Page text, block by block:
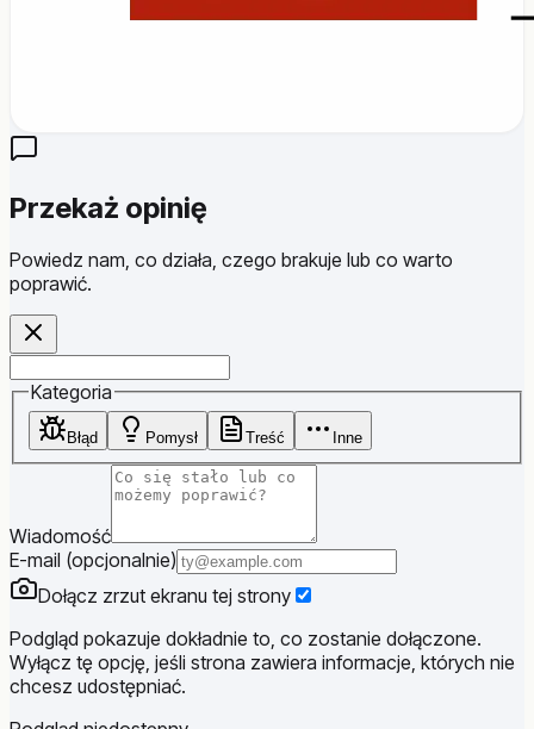
Przekaż opinię
Powiedz nam, co działa, czego brakuje lub co warto
poprawić.
Kategoria
Błąd Pomysł Treść Inne
Wiadomość
E-mail (opcjonalnie)
Dołącz zrzut ekranu tej strony
Podgląd pokazuje dokładnie to, co zostanie dołączone.
Wyłącz tę opcję, jeśli strona zawiera informacje, których nie
chcesz udostępniać.